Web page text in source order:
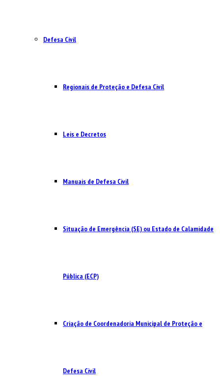
Defesa Civil
Regionais de Proteção e Defesa Civil
Leis e Decretos
Manuais de Defesa Civil
Situação de Emergência (SE) ou Estado de Calamidade
Pública (ECP)
Criação de Coordenadoria Municipal de Proteção e
Defesa Civil